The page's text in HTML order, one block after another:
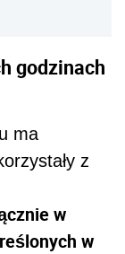
godzinach
ma
z
w
w